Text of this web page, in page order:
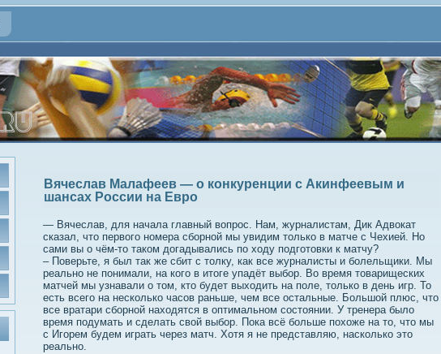
Вячеслав Малафеев — о конкуренции с Акинфеевым и
шансах России на Евро
— Вячеслав, для начала главный вопрос. Нам, журналистам, Дик Адвокат
сказал, что первого номера сборной мы увидим только в матче с Чехией. Но
сами вы о чём-то таком догадывались по ходу подготовки к матчу?
– Поверьте, я был так же сбит с толку, как все журналисты и болельщики. Мы
реально не понимали, на кого в итоге упадёт выбор. Во время товарищеских
матчей мы узнавали о том, кто будет выходить на поле, только в день игр. То
есть всего на несколько часов раньше, чем все остальные. Большой плюс, что
все вратари сборной находятся в оптимальном состоянии. У тренера было
время подумать и сделать свой выбор. Пока всё больше похоже на то, что мы
с Игорем будем играть через матч. Хотя я не представляю, насколько это
реально.